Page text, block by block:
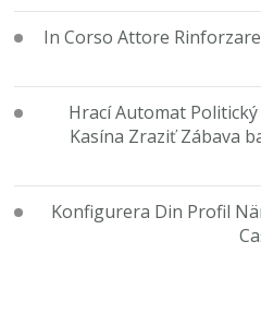
In Corso Attore
Hrací Automat
Kasína Zraziť Zábava
Konfigurera Din Profil